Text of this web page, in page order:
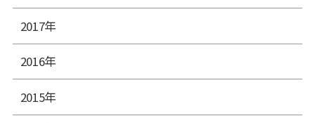
2017年
2016年
2015年